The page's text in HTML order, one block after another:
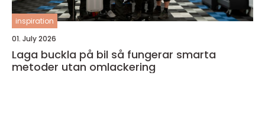
inspiration
01. July 2026
Laga buckla på bil så fungerar smarta
metoder utan omlackering